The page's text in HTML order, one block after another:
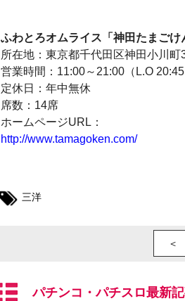
ふわとろオムライス「神田たまごけ
所在地：東京都千代田区神田小川町
営業時間：11:00～21:00（L.O 20:45
定休日：年中無休
席数：14席
ホームページURL：
http://www.tamagoken.com/
三洋
＜
パチンコ・パチスロ最新